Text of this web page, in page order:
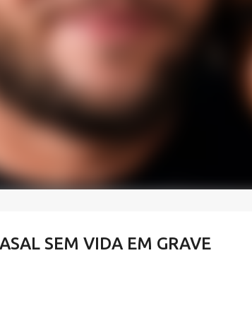
SEM VIDA EM GRAVE